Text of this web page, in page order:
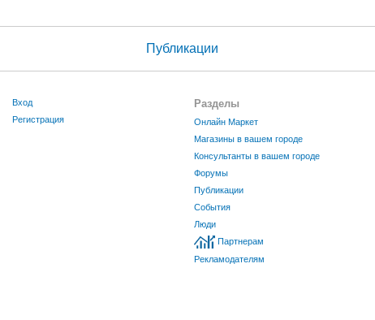
Публикации
Вход
Регистрация
Разделы
Онлайн Маркет
Магазины в вашем городе
Консультанты в вашем городе
Форумы
Публикации
События
Люди
Партнерам
Рекламодателям